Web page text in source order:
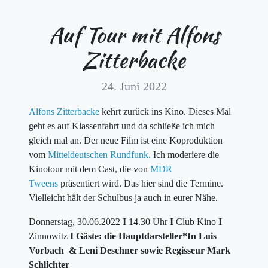
Auf Tour mit Alfons
Zitterbacke
24. Juni 2022
Alfons Zitterbacke kehrt zurück ins Kino. Dieses Mal
geht es auf Klassenfahrt und da schließe ich mich
gleich mal an. Der neue Film ist eine Koproduktion
vom Mitteldeutschen Rundfunk. Ich moderiere die
Kinotour mit dem Cast, die von MDR
Tweens präsentiert wird. Das hier sind die Termine.
Vielleicht hält der Schulbus ja auch in eurer Nähe.
Donnerstag, 30.06.2022 I 14.30 UhrI Club Kino I
Zinnowitz I Gäste: die Hauptdarsteller*In Luis
Vorbach & Leni Deschner sowie Regisseur Mark
Schlichter